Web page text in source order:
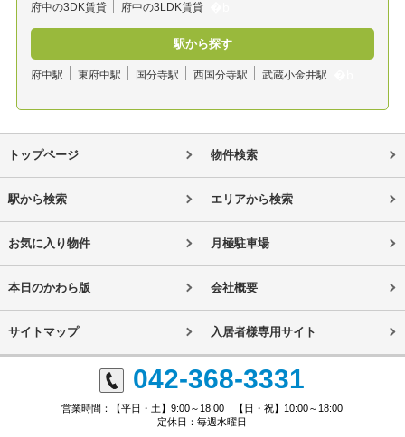
府中の3DK賃貸
府中の3LDK賃貸
駅から探す
府中駅 東府中駅 国分寺駅 西国分寺駅 武蔵小金井駅
トップページ 物件検索
駅から検索 エリアから検索
お気に入り物件 月極駐車場
本日のかわら版 会社概要
サイトマップ 入居者様専用サイト
042-368-3331
営業時間：【平日・土】9:00～18:00 【日・祝】10:00～18:00
定休日：毎週水曜日